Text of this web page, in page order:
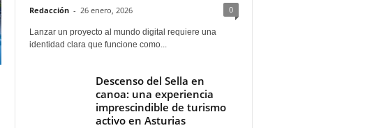
Redacción - 26 enero, 2026 0
Lanzar un proyecto al mundo digital requiere una
identidad clara que funcione como...
Descenso del Sella en
canoa: una experiencia
imprescindible de turismo
activo en Asturias